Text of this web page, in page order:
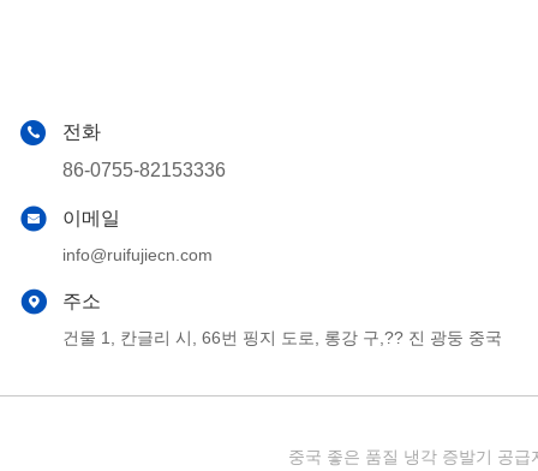
전화
86-0755-82153336
이메일
info@ruifujiecn.com
주소
건물 1, 칸글리 시, 66번 핑지 도로, 롱강 구,?? 진 광둥 중국
중국 좋은 품질 냉각 증발기 공